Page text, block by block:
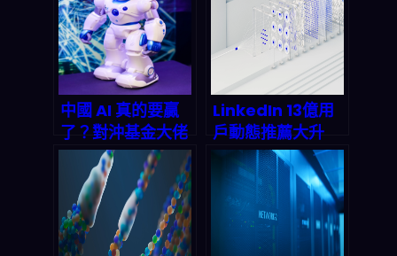
年開發者必知的 AI
工作流革命
公里無司機運輸
中國 AI 真的要贏
了？對沖基金大佬
曝祕密：成本不到
美國 1/10，2026
年將收割 2.5 兆美
元市場！
LinkedIn 13億用
戶動態推薦大升
級：一個LLM取代
5個傳統模型，
2027年AI推薦市
場將衝破25億美
元？